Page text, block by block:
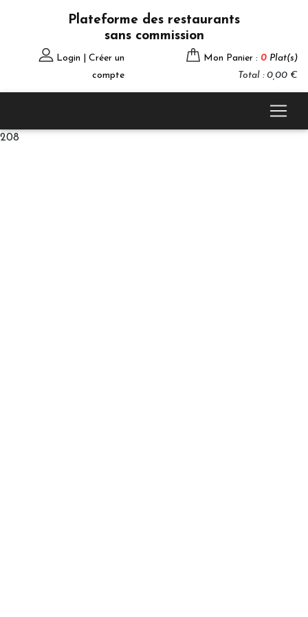
Plateforme des restaurants
sans commission
Login | Créer un
compte
Mon Panier : 0 Plat(s)
Total : 0,00 €
208